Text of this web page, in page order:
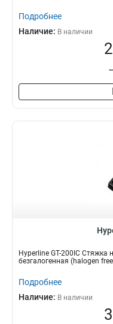
Подробнее
Наличие: В наличии
Hyperline GT-200IC
безгалогенная (halogen
Подробнее
Наличие: В наличии